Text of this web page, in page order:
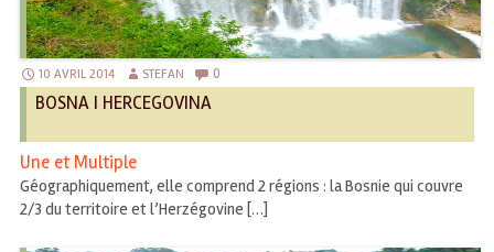
10 AVRIL 2014 STEFAN 0
BOSNA I HERCEGOVINA
Une et Multiple
Géographiquement, elle comprend 2 régions : la Bosnie qui couvre
2/3 du territoire et l’Herzégovine […]